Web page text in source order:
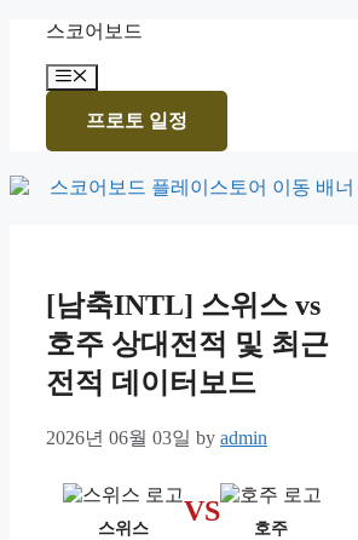
content
스코어보드
Menu
프로토 일정
[남축INTL] 스위스 vs
호주 상대전적 및 최근
전적 데이터보드
2026년 06월 03일 by admin
스위스
VS
호주